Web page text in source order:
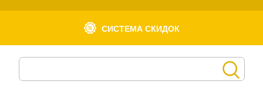
СИСТЕМА СКИДОК